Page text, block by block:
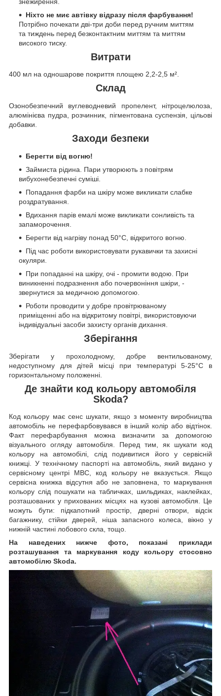
Ніхто не миє автівку відразу після фарбування!
Потрібно почекати дві-три доби перед ручним миттям
та тиждень перед безконтактним миттям та миттям
високого тиску.
Витрати
400 мл на одношарове покриття площею 2,2-2,5 м².
Склад
Озонобезпечний вуглеводневий пропелент, нітроцелюлоза,
алюмінієва пудра, розчинник, пігментована суспензія, цільові
добавки.
Заходи безпеки
Берегти від вогню!
Займиста рідина. Пари утворюють з повітрям
вибухонебезпечні суміші.
Попадання фарби на шкіру може викликати слабке
роздратування.
Вдихання парів емалі може викликати сонливість та
запаморочення.
Берегти від нагріву понад 50°C, відкритого вогню.
Під час роботи використовувати рукавички та захисні
окуляри.
При попаданні на шкіру, очі - промити водою. При
виникненні подразнення або почервоніння шкіри, -
звернутися за медичною допомогою.
Роботи проводити у добре провітрюваному
приміщенні або на відкритому повітрі, використовуючи
індивідуальні засоби захисту органів дихання.
Зберігання
Зберігати у прохолодному, добре вентильованому,
недоступному для дітей місці при температурі 5-25°C в
горизонтальному положенні.
Де знайти код кольору автомобіля
Skoda?
Код кольору має сенс шукати, якщо з моменту виробництва
автомобіль не перефарбовувався в інший колір або відтінок.
Факт перефарбування можна визначити за допомогою
візуального огляду автомобіля. Перед тим, як шукати код
кольору на автомобілі, слід подивитися його у сервісній
книжці. У технічному паспорті на автомобіль, який видано у
сервісному центрі МВС, код кольору не вказується. Якщо
сервісна книжка відсутня або не заповнена, то маркування
кольору слід пошукати на табличках, шильдиках, наклейках,
розташованих у прихованих місцях на кузові автомобіля. Це
можуть бути: підкапотний простір, дверні отвори, відсік
багажнику, стійки дверей, ніша запасного колеса, вікно у
нижній частині лобового скла, тощо.
На наведених нижче фото, показані приклади
розташування та маркування коду кольору стосовно
автомобілю Skoda.